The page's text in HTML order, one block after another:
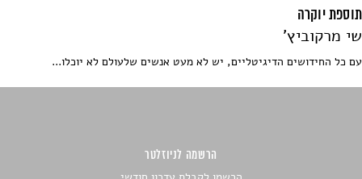
תוספת יוקרה
שי מרקוביץ'
עם כל החידושים הדיגיטליים, יש לא מעט אנשים שלעולם לא יוכלו...
הרשמה לניוזלטר